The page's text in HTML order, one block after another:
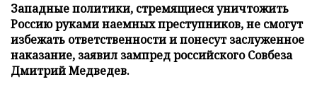
Западные политики, стремящиеся уничтожить
Россию руками наемных преступников, не смогут
избежать ответственности и понесут заслуженное
наказание, заявил зампред российского Совбеза
Дмитрий Медведев.